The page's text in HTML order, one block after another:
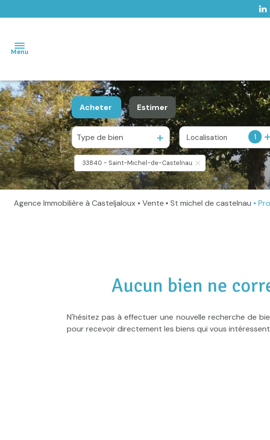
Menu
Accueil
Maisons
Terrains
Vendus
Home
staging -
Acheter
De l'ancien
Estimer
Type de bien 1
Localisation
33840 - Saint-Michel-de-Castelnau
Agence Immobilière à Casteljaloux Vente St michel de castelnau
Aucun bien ne
N'hésitez pas à effectuer une nouvelle recherche de
pour recevoir directement les biens qui vous